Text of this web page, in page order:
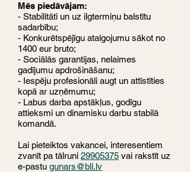
Mēs piedāvājam:
- Stabilitāti un uz ilgtermiņu balstītu
sadarbību;
- Konkurētspējīgu atalgojumu sākot no
1400 eur bruto;
- Sociālās garantijas, nelaimes
gadījumu apdrošināšanu;
- Iespēju profesionāli augt un attīstīties
kopā ar uzņēmumu;
- Labus darba apstākļus, godīgu
attieksmi un dinamisku darbu stabilā
komandā.
Lai pieteiktos vakancei, interesentiem
zvanīt pa tālruni 29905375 vai rakstīt uz
e-pastu gunars@bli.lv